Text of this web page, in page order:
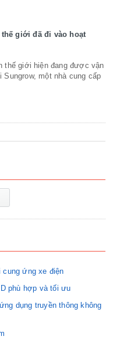
giới đã đi vào hoạt
thế giới hiện đang được vận
một nhà cung cấp
cung ứng xe điện
phù hợp và tối ưu
dụng truyền thông không